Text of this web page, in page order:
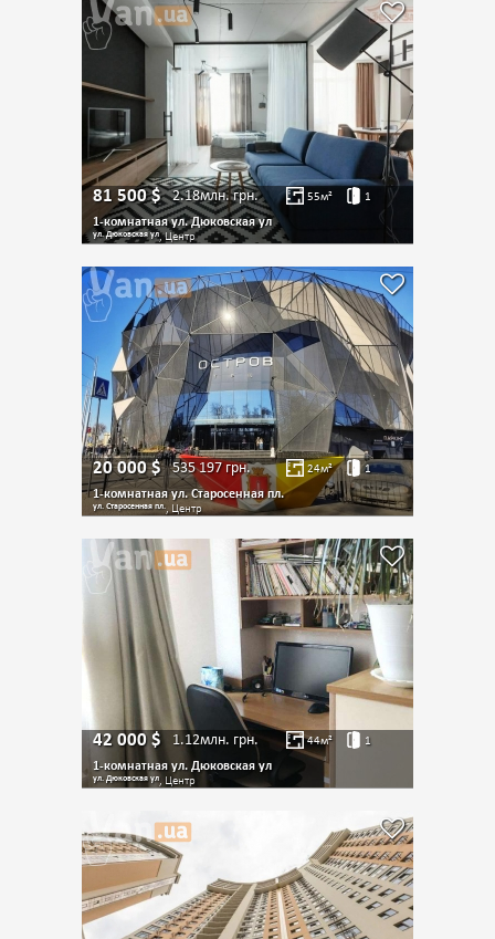
81 500$ 2.18млн.грн. 55м² 1
1-комнатная ул. Дюковская ул
ул. Дюковская ул, Центр
20 000$ 535 197грн. 24м² 1
1-комнатная ул. Старосенная пл.
ул. Старосенная пл., Центр
42 000$ 1.12млн. грн. 44м² 1
1-комнатная ул. Дюковская ул
ул. Дюковская ул, Центр